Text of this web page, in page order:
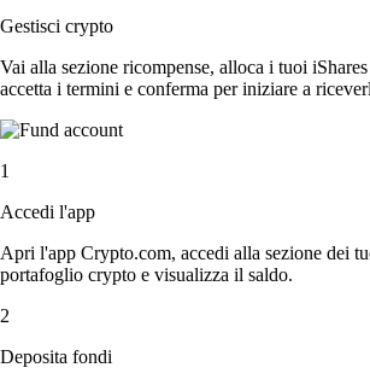
Gestisci crypto
Vai alla sezione ricompense, alloca i tuoi
accetta i termini e conferma per iniziare a
1
Accedi l'app
Apri l'app Crypto.com, accedi alla sezione dei
portafoglio crypto e visualizza il saldo.
2
Deposita fondi